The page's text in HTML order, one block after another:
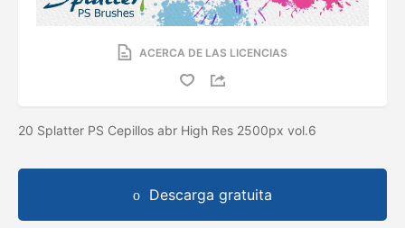
ACERCA DE LAS LICENCIAS
20 Splatter PS Cepillos abr High Res 2500px vol.6
Descarga gratuita